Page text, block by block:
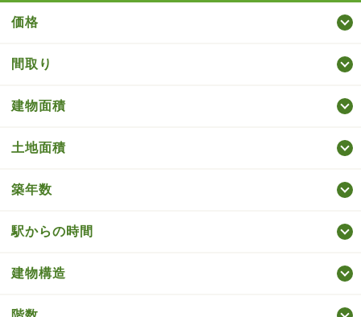
価格
間取り
建物面積
土地面積
築年数
駅からの時間
建物構造